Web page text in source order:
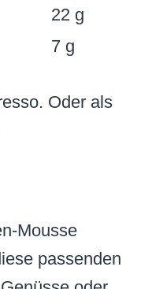
22 g
7 g
Oder als
Mousse
passenden